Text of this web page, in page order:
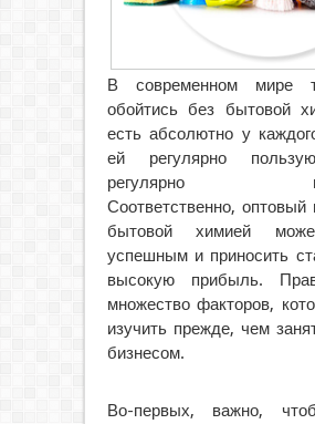
В современном мире
обойтись без бытовой
есть абсолютно у
ей регулярно
регулярно
Соответственно, оптовый
бытовой химией
успешным и приносить
высокую прибыль.
множество факторов,
изучить прежде, чем
бизнесом.
Во-первых, важно,